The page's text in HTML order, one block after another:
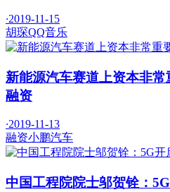
·2019-11-15
胡琛QQ音乐
新能源汽车赛道上资本非
融资
·2019-11-13
融资小鹏汽车
中国工程院院士邬贺铨：